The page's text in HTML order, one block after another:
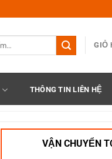
GIỎ
THÔNG TIN LIÊN HỆ
VẬN CHUYỂN